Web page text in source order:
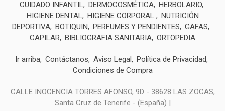
CUIDADO INFANTIL DERMOCOSMÉTICA HERBOLARIO
HIGIENE DENTAL HIGIENE CORPORAL
NUTRICIÓN
DEPORTIVA BOTIQUIN PERFUMES Y PENDIENTES
GAFAS
CAPILAR BIBLIOGRAFIA SANITARIA ORTOPEDIA
Ir arriba Contáctanos Aviso Legal
Política de Privacidad
Condiciones de Compra
CALLE INOCENCIA TORRES AFONSO, 9D - 38628 LAS ZOCAS,
Santa Cruz de Tenerife - (España) |